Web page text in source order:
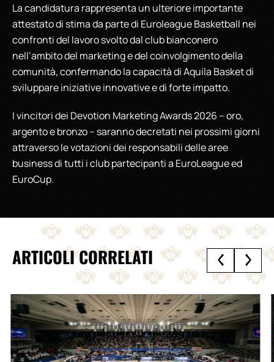
La candidatura rappresenta un ulteriore importante
attestato di stima da parte di Euroleague Basketball nei
confronti del lavoro svolto dal club bianconero
nell’ambito del marketing e del coinvolgimento della
comunità, confermando la capacità di Aquila Basket di
sviluppare iniziative innovative e di forte impatto.
I vincitori dei Devotion Marketing Awards 2026 – oro,
argento e bronzo – saranno decretati nei prossimi giorni
attraverso le votazioni dei responsabili delle aree
business di tutti i club partecipanti a EuroLeague ed
EuroCup.
ARTICOLI CORRELATI